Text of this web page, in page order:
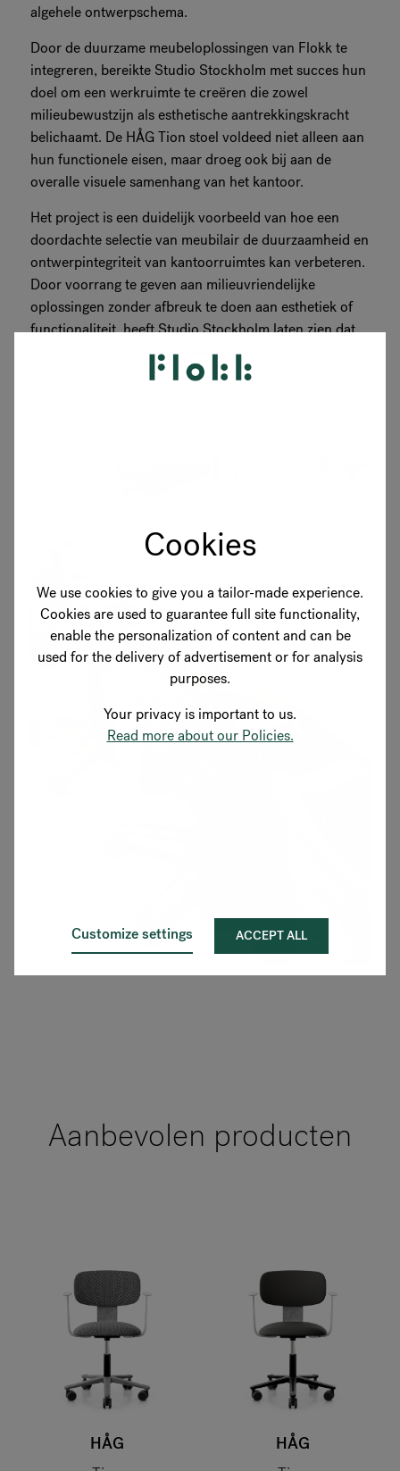
Cookies
We use cookies to give you a tailor-made experience.
Cookies are used to guarantee full site functionality,
enable the personalization of content and can be
used for the delivery of advertisement or for analysis
purposes.
Your privacy is important to us.
Read more about our Policies.
Customize settings ACCEPT ALL
algehele ontwerpschema.
Door de duurzame meubeloplossingen van Flokk te
integreren, bereikte Studio Stockholm met succes hun
doel om een werkruimte te creëren die zowel
milieubewustzijn als esthetische aantrekkingskracht
belichaamt. De HÅG Tion stoel voldeed niet alleen aan
hun functionele eisen, maar droeg ook bij aan de
overalle visuele samenhang van het kantoor.
Het project is een duidelijk voorbeeld van hoe een
doordachte selectie van meubilair de duurzaamheid en
ontwerpintegriteit van kantoorruimtes kan verbeteren.
Door voorrang te geven aan milieuvriendelijke
oplossingen zonder afbreuk te doen aan esthetiek of
functionaliteit, heeft Studio Stockholm laten zien dat
ze zich inzetten voor het creëren van een
werkomgeving die inspireert tot creativiteit,
Aanbevolen producten
HÅG
HÅG